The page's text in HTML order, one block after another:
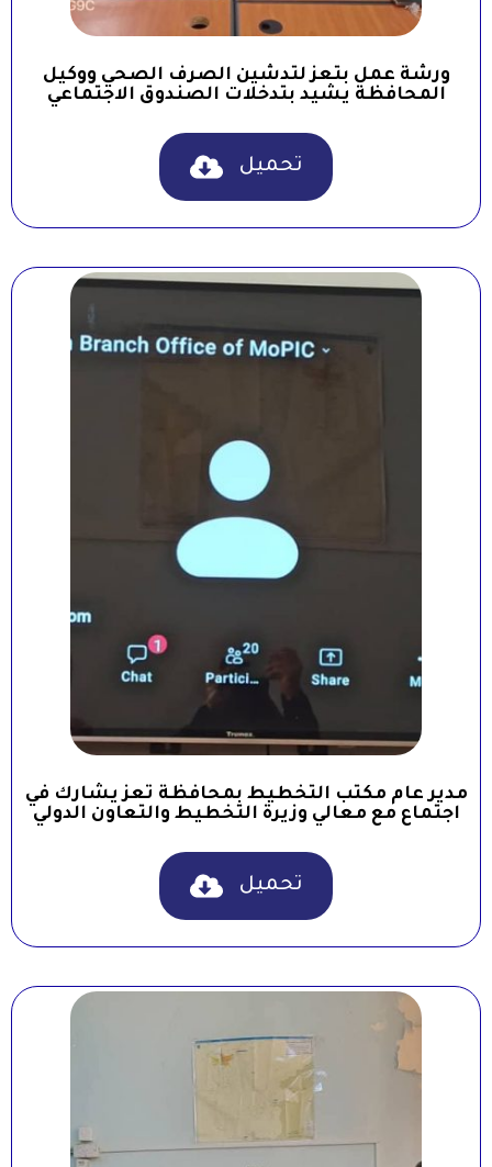
ورشة عمل بتعز لتدشين الصرف الصحي ووكيل
المحافظة يشيد بتدخلات الصندوق الاجتماعي
تحميل
مدير عام مكتب التخطيط بمحافظة تعز يشارك في
اجتماع مع معالي وزيرة التخطيط والتعاون الدولي
تحميل